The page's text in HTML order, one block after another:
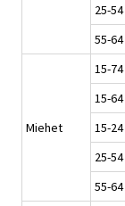
25-54
55-64
Miehet
15-74
15-64
15-24
25-54
55-64